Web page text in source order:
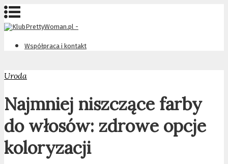
Współpraca i kontakt
Uroda
Najmniej niszczące farby
do włosów: zdrowe opcje
koloryzacji